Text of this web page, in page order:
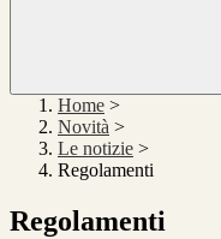
Home >
Novità >
Le notizie >
Regolamenti
Regolamenti